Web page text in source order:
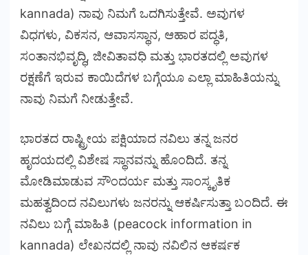
kannada) ನಾವು ನಿಮಗೆ ಒದಗಿಸುತ್ತೇವೆ. ಅವುಗಳ
ವಿಧಗಳು, ವಿಕಸನ, ಆವಾಸಸ್ಥಾನ, ಆಹಾರ ಪದ್ಧತಿ,
ಸಂತಾನಭಿವೃದ್ಧಿ, ಜೀವಿತಾವಧಿ ಮತ್ತು ಭಾರತದಲ್ಲಿ ಅವುಗಳ
ರಕ್ಷಣೆಗೆ ಇರುವ ಕಾಯಿದೆಗಳ ಬಗ್ಗೆಯೂ ಎಲ್ಲಾ ಮಾಹಿತಿಯನ್ನು
ನಾವು ನಿಮಗೆ ನೀಡುತ್ತೇವೆ.
ಭಾರತದ ರಾಷ್ಟ್ರೀಯ ಪಕ್ಷಿಯಾದ ನವಿಲು ತನ್ನ ಜನರ
ಹೃದಯದಲ್ಲಿ ವಿಶೇಷ ಸ್ಥಾನವನ್ನು ಹೊಂದಿದೆ. ತನ್ನ
ಮೋಡಿಮಾಡುವ ಸೌಂದರ್ಯ ಮತ್ತು ಸಾಂಸ್ಕೃತಿಕ
ಮಹತ್ವದಿಂದ ನವಿಲುಗಳು ಜನರನ್ನು ಆಕರ್ಷಿಸುತ್ತಾ ಬಂದಿದೆ. ಈ
ನವಿಲು ಬಗ್ಗೆ ಮಾಹಿತಿ (peacock information in
kannada) ಲೇಖನದಲ್ಲಿ ನಾವು ನವಿಲಿನ ಆಕರ್ಷಕ